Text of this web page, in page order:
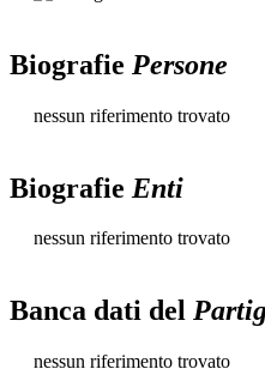
Biografie Persone
nessun riferimento trovato
Biografie Enti
nessun riferimento trovato
Banca dati del
nessun riferimento trovato